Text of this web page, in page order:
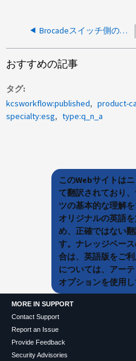
Brocadeスイッチ側のSFPの不具合によるC3廃棄とフレーム損失
おすすめの記事
タグ
kcsworkflow:published
product-
specialty:esg
type:q_n_a
このWebサイトは
て翻訳されており
ツの基本的な理解
オリジナルの英語
め、正確ではない
す。ナレッジベー
合は、英語版をご
については、アー
オプションを使用し
MORE IN SUPPORT
Contact Support
Report an Issue
Provide Feedback
Security Advisories